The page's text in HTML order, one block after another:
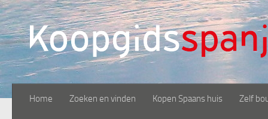
Doorgaan naar inhoud
Home Zoeken en vinden Kopen Spaans huis Zelf